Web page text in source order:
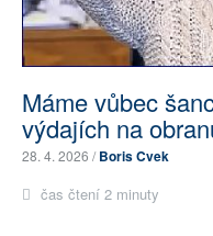
Máme vůbec
výdajích na
28. 4. 2026 /Boris Cvek
čas čtení 2 minuty